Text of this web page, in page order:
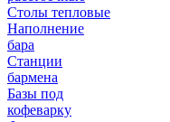
Столы тепловые
Наполнение
бара
Станции
бармена
Базы под
кофеварку